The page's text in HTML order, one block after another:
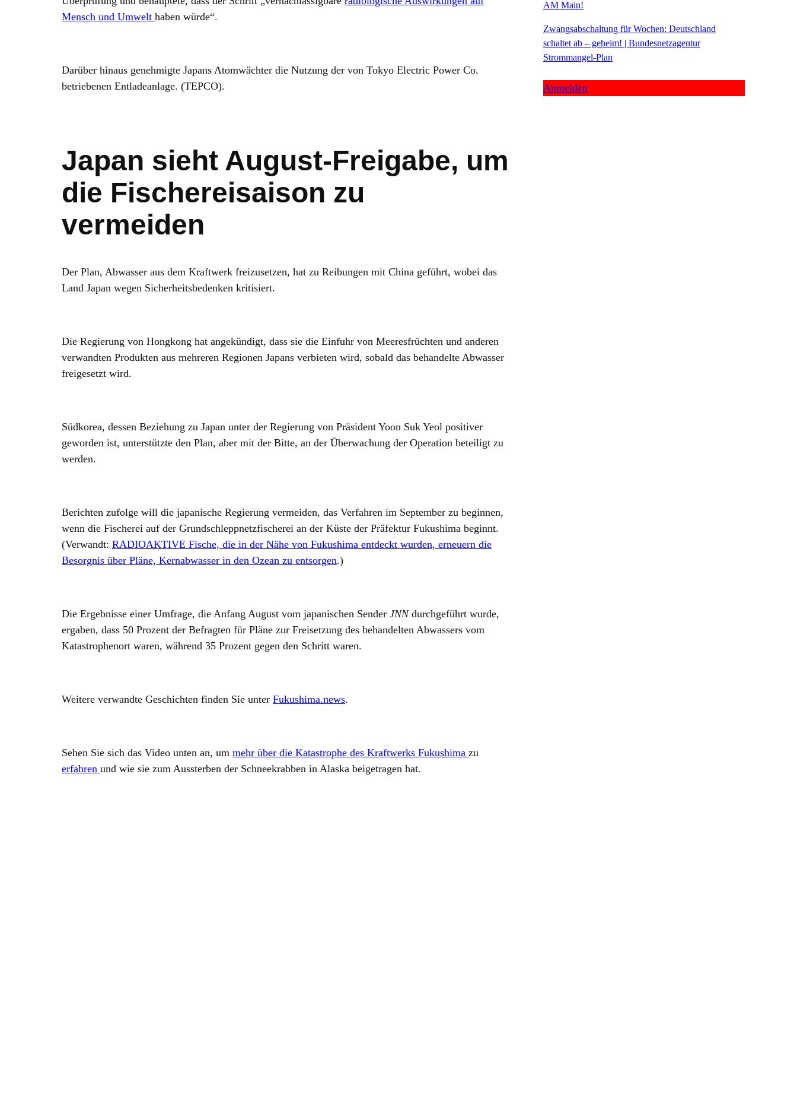
Mensch und Umwelt haben würde“.
Darüber hinaus genehmigte Japans Atomwächter die Nutzung der von Tokyo Electric Power Co.
betriebenen Entladeanlage. (TEPCO).
Japan sieht August-Freigabe, um
die Fischereisaison zu
vermeiden
Der Plan, Abwasser aus dem Kraftwerk freizusetzen, hat zu Reibungen mit China geführt, wobei das
Land Japan wegen Sicherheitsbedenken kritisiert.
Die Regierung von Hongkong hat angekündigt, dass sie die Einfuhr von Meeresfrüchten und anderen
verwandten Produkten aus mehreren Regionen Japans verbieten wird, sobald das behandelte Abwasser
freigesetzt wird.
Südkorea, dessen Beziehung zu Japan unter der Regierung von Präsident Yoon Suk Yeol positiver
geworden ist, unterstützte den Plan, aber mit der Bitte, an der Überwachung der Operation beteiligt zu
werden.
Berichten zufolge will die japanische Regierung vermeiden, das Verfahren im September zu beginnen,
wenn die Fischerei auf der Grundschleppnetzfischerei an der Küste der Präfektur Fukushima beginnt.
(Verwandt: RADIOAKTIVE Fische, die in der Nähe von Fukushima entdeckt wurden, erneuern die
Besorgnis über Pläne, Kernabwasser in den Ozean zu entsorgen.)
Die Ergebnisse einer Umfrage, die Anfang August vom japanischen Sender JNN durchgeführt wurde,
ergaben, dass 50 Prozent der Befragten für Pläne zur Freisetzung des behandelten Abwassers vom
Katastrophenort waren, während 35 Prozent gegen den Schritt waren.
Weitere verwandte Geschichten finden Sie unter Fukushima.news.
Sehen Sie sich das Video unten an, um mehr über die Katastrophe des Kraftwerks Fukushima zu
erfahren und wie sie zum Aussterben der Schneekrabben in Alaska beigetragen hat.
AM Main!
Zwangsabschaltung für Wochen: Deutschland
schaltet ab – geheim! | Bundesnetzagentur
Strommangel-Plan
Anmelden